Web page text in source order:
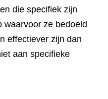
die specifiek zijn
waarvoor ze bedoeld
effectiever zijn dan
aan specifieke